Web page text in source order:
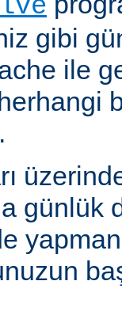
gibi
ile
günlük